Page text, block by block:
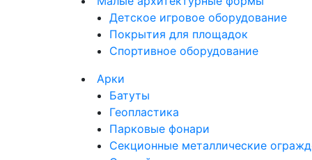
Детское игровое оборудование
Покрытия для площадок
Спортивное оборудование
Арки
Батуты
Геопластика
Парковые фонари
Секционные металлические